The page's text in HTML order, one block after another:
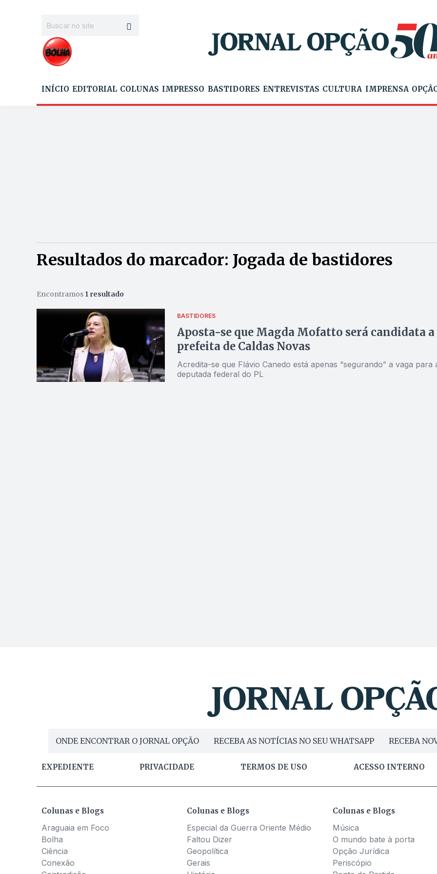
INÍCIO EDITORIAL COLUNAS IMPRESSO BASTIDORES ENTREVISTAS CULTURA IMPRENSA
Resultados do marcador: Jogada de bastidores
Encontramos 1 resultado
BASTIDORES
Aposta-se que Magda Mofatto será candidata a
prefeita de Caldas Novas
Acredita-se que Flávio Canedo está apenas “segurando” a vaga para
deputada federal do PL
ONDE ENCONTRAR O JORNAL OPÇÃO RECEBA AS NOTÍCIAS NO SEU WHATSAPP RECEBA
EXPEDIENTE PRIVACIDADE TERMOS DE USO ACESSO INTERNO
Colunas e Blogs
Araguaia em Foco
Bolha
Ciência
Conexão
Colunas e Blogs
Especial da Guerra Oriente Médio
Faltou Dizer
Geopolítica
Gerais
Colunas e Blogs
Música
O mundo bate à porta
Opção Jurídica
Periscópio